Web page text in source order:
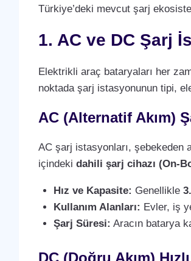
Türkiye’deki mevcut şarj
1. AC ve DC Şarj
Elektrikli araç bataryaları her
noktada şarj istasyonunun tipi,
AC (Alternatif Akım)
AC şarj istasyonları, şebekeden
içindeki dahili şarj cihazı (On-
Hız ve Kapasite: Genellikle
Kullanım Alanları: Evler, iş
Şarj Süresi: Aracın batarya